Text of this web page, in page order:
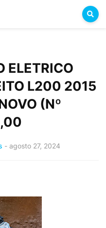
ELETRICO
L200 2015
(Nº
- agosto 27, 2024